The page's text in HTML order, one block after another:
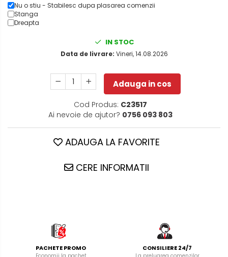
Nu o stiu - Stabilesc dupa plasarea comenzii
Stanga
Dreapta
IN STOC
Data de livrare: Vineri, 14.08.2026
Adauga in cos
Cod Produs: C23517
Ai nevoie de ajutor? 0756 093 803
ADAUGA LA FAVORITE
CERE INFORMATII
PACHETE PROMO CONSILIERE 24/7